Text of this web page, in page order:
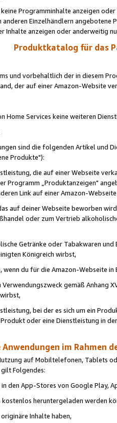
Programminhalte anzeigen
anderen Einzelhändlern
Inhalte anzeigen oder anderweitig
Produktkatalog für das
und vorbehaltlich der in diesem
der auf einer Amazon-Website
Home Services keine weiteren
sind die folgenden Artikel und
Produkte"):
die auf einer Webseite
Programm „Produktanzeigen"
Link auf einer Amazon-
auf deiner Webseite beworben
oder zum Vertrieb
Getränke oder Tabakwaren
Königreich wirbst,
du für die Amazon-Webseite in
Verwendungszweck gemäß Anhang
bei der es sich um ein
oder eine Dienstleistung in
im Rahmen
auf Mobiltelefonen, Tablets
Folgendes:
in den App-Stores von Google Play,
kostenlos heruntergeladen werden
Inhalte haben,